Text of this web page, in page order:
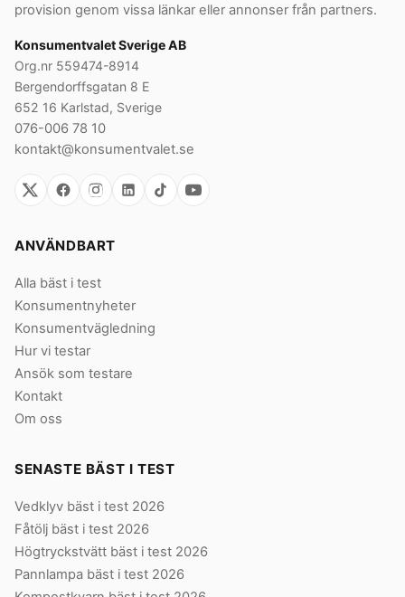
provision genom vissa länkar eller annonser från partners.
Konsumentvalet Sverige AB
Org.nr 559474-8914
Bergendorffsgatan 8 E
652 16 Karlstad, Sverige
076-006 78 10
kontakt@konsumentvalet.se
ANVÄNDBART
Alla bäst i test
Konsumentnyheter
Konsumentvägledning
Hur vi testar
Ansök som testare
Kontakt
Om oss
SENASTE BÄST I TEST
Vedklyv bäst i test 2026
Fåtölj bäst i test 2026
Högtryckstvätt bäst i test 2026
Pannlampa bäst i test 2026